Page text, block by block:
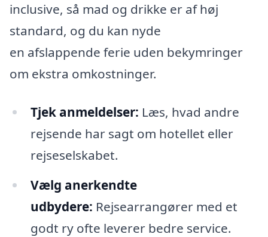
inclusive, så mad og drikke er af høj
standard, og du kan nyde
en afslappende ferie uden bekymringer
om ekstra omkostninger.
Tjek anmeldelser: Læs, hvad andre
rejsende har sagt om hotellet eller
rejseselskabet.
Vælg anerkendte
udbydere: Rejsearrangører med et
godt ry ofte leverer bedre service.